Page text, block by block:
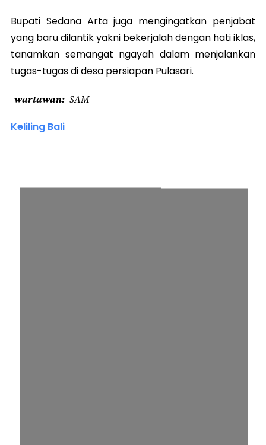
Bupati Sedana Arta juga mengingatkan penjabat
yang baru dilantik yakni bekerjalah dengan hati iklas,
tanamkan semangat ngayah dalam menjalankan
tugas-tugas di desa persiapan Pulasari.
wartawan SAM
Keliling Bali